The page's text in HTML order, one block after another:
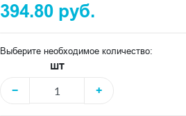
394.80 руб.
Выберите необходимое количество:
шт
−
+